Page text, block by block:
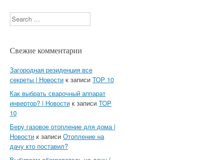
Search
Свежие комментарии
Загородная резиденция все
секреты | Новости к записи TOP 10
Как выбрать сварочный аппарат
инвертор? | Новости к записи TOP
10
Беру газовое отопление для дома |
Новости к записи Отопление на
дачу кто поставил?